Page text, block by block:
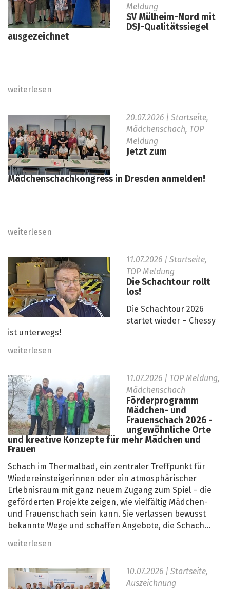
Meldung
SV Mülheim-Nord mit
DSJ-Qualitätssiegel
ausgezeichnet
weiterlesen
20.07.2026 | Startseite,
Mädchenschach, TOP
Meldung
Jetzt zum
Mädchenschachkongress in Dresden anmelden!
weiterlesen
11.07.2026 | Startseite,
TOP Meldung
Die Schachtour rollt
los!
Die Schachtour 2026
startet wieder – Chessy
ist unterwegs!
weiterlesen
11.07.2026 | TOP Meldung,
Mädchenschach
Förderprogramm
Mädchen- und
Frauenschach 2026 -
ungewöhnliche Orte
und kreative Konzepte für mehr Mädchen und
Frauen
Schach im Thermalbad, ein zentraler Treffpunkt für
Wiedereinsteigerinnen oder ein atmosphärischer
Erlebnisraum mit ganz neuem Zugang zum Spiel – die
geförderten Projekte zeigen, wie vielfältig Mädchen-
und Frauenschach sein kann. Sie verlassen bewusst
bekannte Wege und schaffen Angebote, die Schach...
weiterlesen
10.07.2026 | Startseite,
Auszeichnung